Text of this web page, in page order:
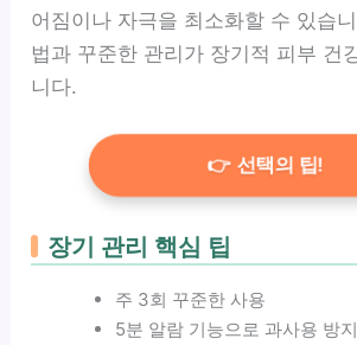
어짐이나 자극을 최소화할 수 있습
법과 꾸준한 관리가 장기적 피부 건
니다.
👉 선택의 팁!
장기 관리 핵심 팁
주 3회 꾸준한 사용
5분 알람 기능으로 과사용 방지